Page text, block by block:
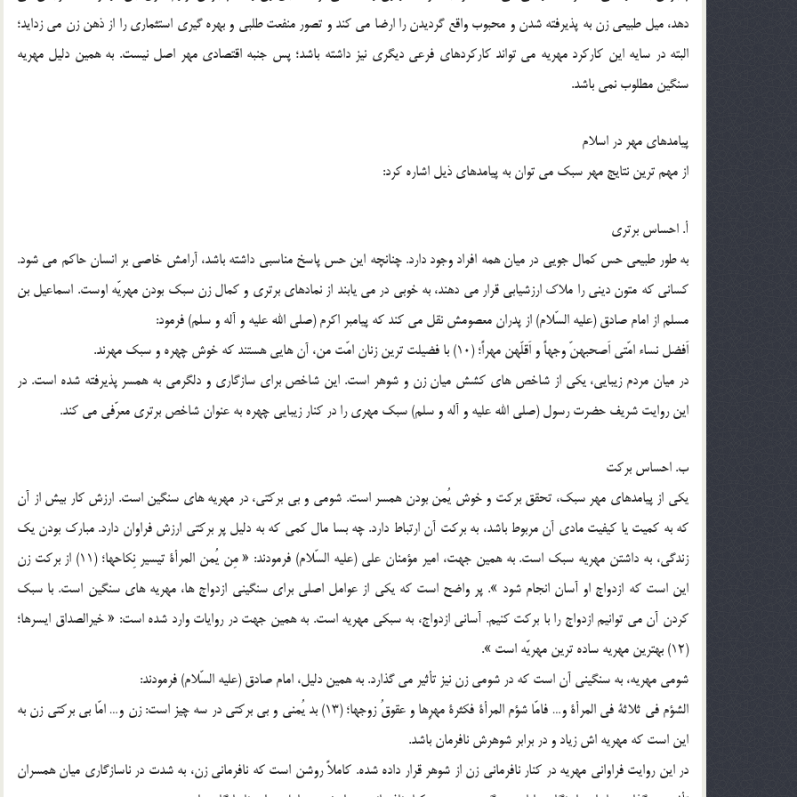
دهد، ميل طبيعي زن به پذيرفته شدن و محبوب واقع گرديدن را ارضا مي کند و تصور منفعت طلبي و بهره گيري استثماري را از ذهن زن مي زدايد؛
البته در سايه اين کارکرد مهريه مي تواند کارکردهاي فرعي ديگري نيز داشته باشد؛ پس جنبه اقتصادي مهر اصل نيست. به همين دليل مهريه
سنگين مطلوب نمي باشد.
پيامدهاي مهر در اسلام
از مهم ترين نتايج مهر سبک مي توان به پيامدهاي ذيل اشاره کرد:
أ. احساس برتري
به طور طبيعي حس کمال جويي در ميان همه افراد وجود دارد. چنانچه اين حس پاسخ مناسبي داشته باشد، آرامش خاصي بر انسان حاکم مي شود.
کساني که متون ديني را ملاک ارزشيابي قرار مي دهند، به خوبي در مي يابند از نمادهاي برتري و کمال زن سبک بودن مهريّه اوست. اسماعيل بن
مسلم از امام صادق (عليه السّلام) از پدران معصومش نقل مي کند که پيامبر اکرم (صلي الله عليه و آله و سلم) فرمود:
اَفضل نساء امّتي اَصحبهنّ وجهاً و اَقلّهن مهراً؛ (10) با فضيلت ترين زنان امّت من، آن هايي هستند که خوش چهره و سبک مهرند.
در ميان مردم زيبايي، يکي از شاخص هاي کشش ميان زن و شوهر است. اين شاخص براي سازگاري و دلگرمي به همسر پذيرفته شده است. در
اين روايت شريف حضرت رسول (صلي الله عليه و آله و سلم) سبک مهري را در کنار زيبايي چهره به عنوان شاخص برتري معرّفي مي کند.
ب. احساس برکت
يکي از پيامدهاي مهر سبک، تحقق برکت و خوش يُمن بودن همسر است. شومي و بي برکتي، در مهريه هاي سنگين است. ارزش کار بيش از آن
که به کميت يا کيفيت مادي آن مربوط باشد، به برکت آن ارتباط دارد. چه بسا مال کمي که به دليل پر برکتي ارزش فراوان دارد. مبارک بودن يک
زندگي، به داشتن مهريه سبک است. به همين جهت، امير مؤمنان علي (عليه السّلام) فرمودند: « مِن يُمن المرأة تيسير نِکاحها؛ (11) از برکت زن
اين است که ازدواج او آسان انجام شود ». پر واضح است که يکي از عوامل اصلي براي سنگيني ازدواج ها، مهريه هاي سنگين است. با سبک
کردن آن مي توانيم ازدواج را با برکت کنيم. آساني ازدواج، به سبکي مهريه است. به همين جهت در روايات وارد شده است: « خيرالصداق ايسرها؛
(12) بهترين مهريه ساده ترين مهريّه است ».
شومي مهريه، به سنگيني آن است که در شومي زن نيز تأثير مي گذارد. به همين دليل، امام صادق (عليه السّلام) فرمودند:
الشؤم في ثلاثة في المرأة و… فامّا شؤم المرأة فکثرة مهرِها و عقوقُ زوجها؛ (13) بد يُمني و بي برکتي در سه چيز است: زن و… امّا بي برکتي زن به
اين است که مهريه اش زياد و در برابر شوهرش نافرمان باشد.
در اين روايت فراواني مهريه در کنار نافرماني زن از شوهر قرار داده شده. کاملاً روشن است که نافرماني زن، به شدت در ناسازگاري ميان همسران